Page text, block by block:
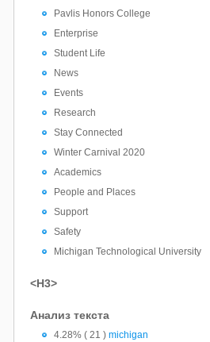
Pavlis Honors College
Enterprise
Student Life
News
Events
Research
Stay Connected
Winter Carnival 2020
Academics
People and Places
Support
Safety
Michigan Technological University
<H3>
Анализ текста
4.28% ( 21 ) michigan